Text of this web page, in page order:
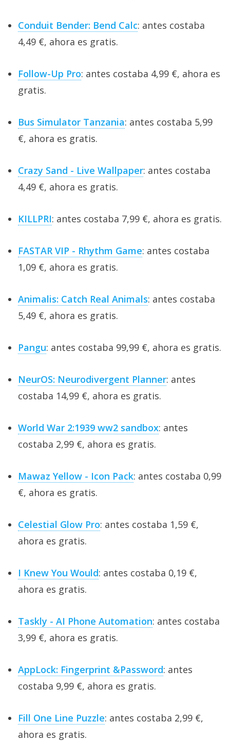
Conduit Bender: Bend Calc: antes costaba
4,49 €, ahora es gratis.
Follow-Up Pro: antes costaba 4,99 €, ahora es
gratis.
Bus Simulator Tanzania: antes costaba 5,99
€, ahora es gratis.
Crazy Sand - Live Wallpaper: antes costaba
4,49 €, ahora es gratis.
KILLPRI: antes costaba 7,99 €, ahora es gratis.
FASTAR VIP - Rhythm Game: antes costaba
1,09 €, ahora es gratis.
Animalis: Catch Real Animals: antes costaba
5,49 €, ahora es gratis.
Pangu: antes costaba 99,99 €, ahora es gratis.
NeurOS: Neurodivergent Planner: antes
costaba 14,99 €, ahora es gratis.
World War 2:1939 ww2 sandbox: antes
costaba 2,99 €, ahora es gratis.
Mawaz Yellow - Icon Pack: antes costaba 0,99
€, ahora es gratis.
Celestial Glow Pro: antes costaba 1,59 €,
ahora es gratis.
I Knew You Would: antes costaba 0,19 €,
ahora es gratis.
Taskly - AI Phone Automation: antes costaba
3,99 €, ahora es gratis.
AppLock: Fingerprint &Password: antes
costaba 9,99 €, ahora es gratis.
Fill One Line Puzzle: antes costaba 2,99 €,
ahora es gratis.